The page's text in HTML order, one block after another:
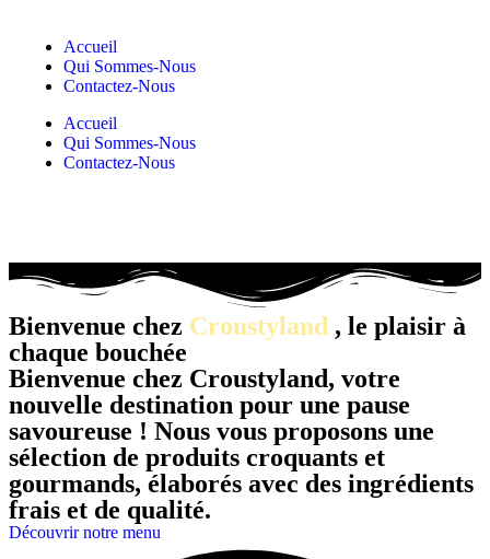
Accueil
Qui Sommes-Nous
Contactez-Nous
Accueil
Qui Sommes-Nous
Contactez-Nous
Bienvenue chez Croustyland , le plaisir à
chaque bouchée
Bienvenue chez Croustyland, votre
nouvelle destination pour une pause
savoureuse ! Nous vous proposons une
sélection de produits croquants et
gourmands, élaborés avec des ingrédients
frais et de qualité.
Découvrir notre menu